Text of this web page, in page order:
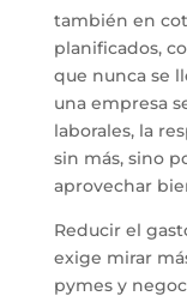
también en
planificados,
que nunca se
una empresa
laborales, la
sin más, sino
aprovechar
Reducir el
exige mirar
pymes y